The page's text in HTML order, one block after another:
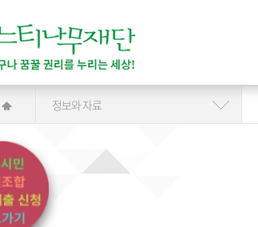
정보와 자료